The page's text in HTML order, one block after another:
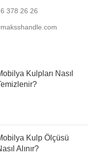
378 26 26
Kulpları Nasıl
Kulp Ölçüsü
Alınır?